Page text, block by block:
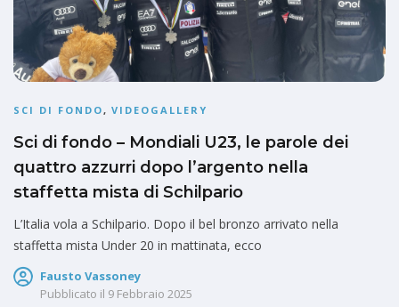
SCI DI FONDO, VIDEOGALLERY
Sci di fondo – Mondiali U23, le parole dei
quattro azzurri dopo l’argento nella
staffetta mista di Schilpario
L’Italia vola a Schilpario. Dopo il bel bronzo arrivato nella
staffetta mista Under 20 in mattinata, ecco
Fausto Vassoney
Pubblicato il 9 Febbraio 2025